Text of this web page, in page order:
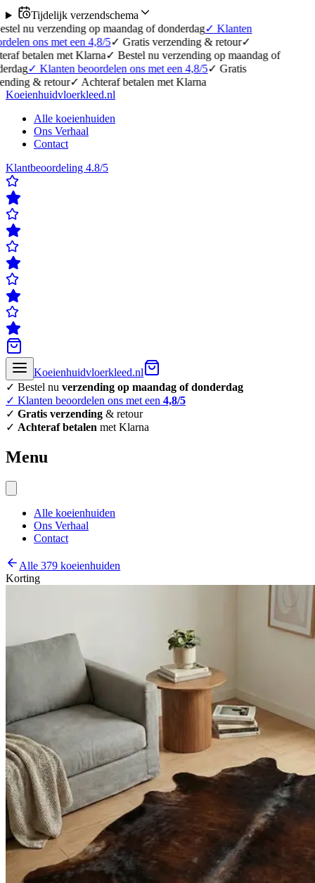
Tijdelijk verzendschema
op maandag of donderdag✓Klanten
een 4,8/5✓Gratis verzending & retour✓
met Klarna ✓Bestel nu verzending op maandag of
beoordelen ons met een 4,8/5✓Gratis
✓ Achteraf betalen met Klarna
Koeienhuidvloerkleed.nl
Alle koeienhuiden
Ons Verhaal
Contact
Klantbeoordeling 4.8/5
Koeienhuidvloerkleed.nl
✓ Bestel nu verzending op maandag of donderdag
✓ Klanten beoordelen ons met een 4,8/5
✓ Gratis verzending & retour
✓ Achteraf betalen met Klarna
Menu
Alle koeienhuiden
Ons Verhaal
Contact
Alle 379 koeienhuiden
Korting